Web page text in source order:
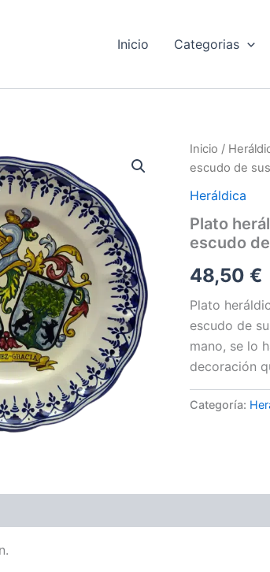
Inicio Categorias
Inicio /
escudo de
Heráldica
Plato
escudo
48,50 €
Plato
escudo de
mano, se lo
decoración
Categoría: